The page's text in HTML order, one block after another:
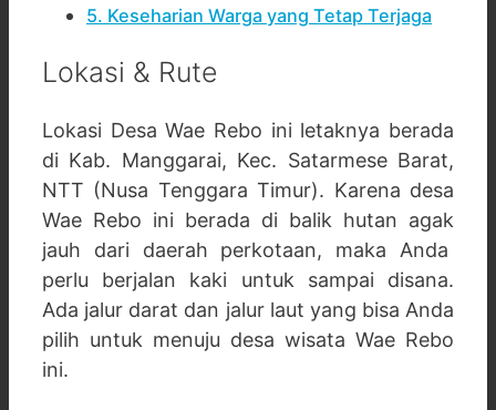
5. Keseharian Warga yang Tetap Terjaga
Lokasi & Rute
Lokasi Desa Wae Rebo ini letaknya berada
di Kab. Manggarai, Kec. Satarmese Barat,
NTT (Nusa Tenggara Timur). Karena desa
Wae Rebo ini berada di balik hutan agak
jauh dari daerah perkotaan, maka Anda
perlu berjalan kaki untuk sampai disana.
Ada jalur darat dan jalur laut yang bisa Anda
pilih untuk menuju desa wisata Wae Rebo
ini.